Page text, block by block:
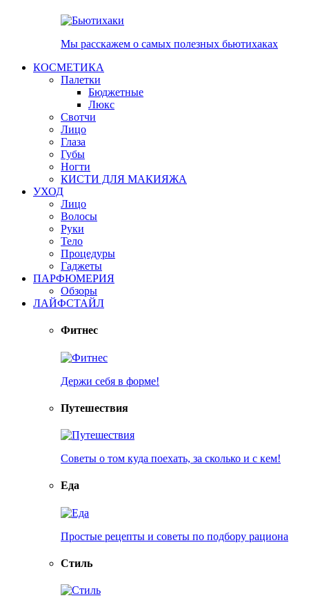
Мы расскажем о самых полезных бьютихаках
КОСМЕТИКА
Палетки
Бюджетные
Люкс
Свотчи
Лицо
Глаза
Губы
Ногти
КИСТИ ДЛЯ МАКИЯЖА
УХОД
Лицо
Волосы
Руки
Тело
Процедуры
Гаджеты
ПАРФЮМЕРИЯ
Обзоры
ЛАЙФСТАЙЛ
Фитнес
Держи себя в форме!
Путешествия
Советы о том куда поехать, за сколько и с кем!
Еда
Простые рецепты и советы по подбору рациона
Стиль